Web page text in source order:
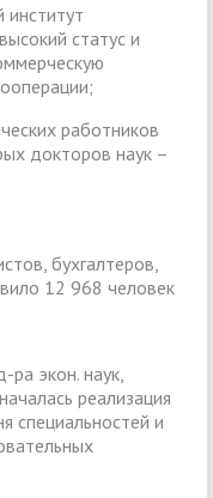
институт
статус и
работников
докторов наук –
бухгалтеров,
12 968 человек
экон. наук,
реализация
специальностей и